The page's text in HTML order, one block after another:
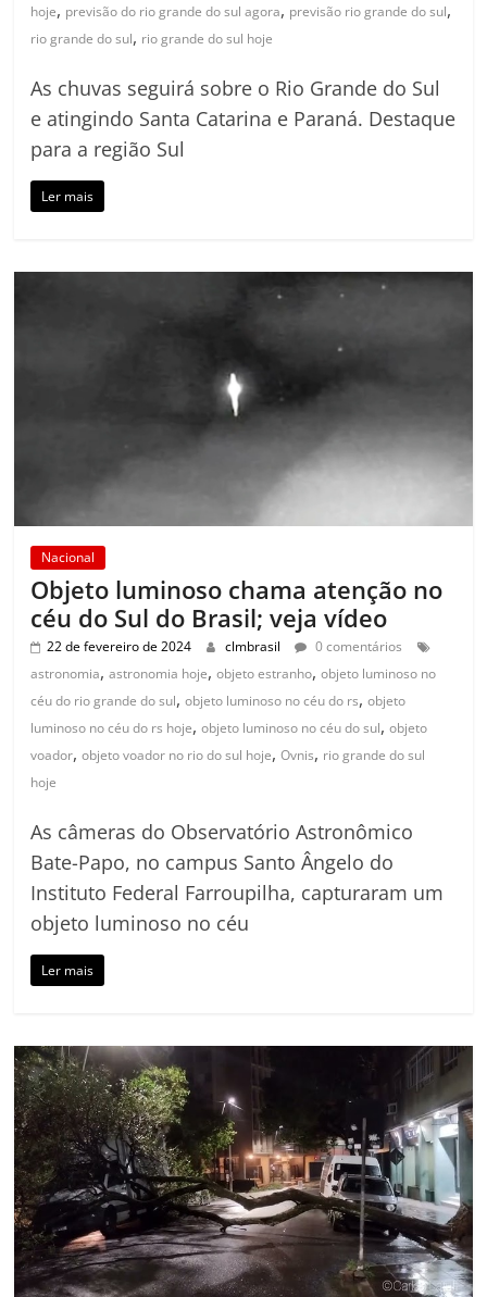
hoje, previsão do rio grande do sul agora, previsão rio grande do sul,
rio grande do sul, rio grande do sul hoje
As chuvas seguirá sobre o Rio Grande do Sul
e atingindo Santa Catarina e Paraná. Destaque
para a região Sul
Ler mais
Nacional
Objeto luminoso chama atenção no
céu do Sul do Brasil; veja vídeo
22 de fevereiro de 2024 clmbrasil
0 comentários
astronomia,astronomia hoje,objeto estranho,objeto luminoso no
céu do rio grande do sul,objeto luminoso no céu do rs,objeto
luminoso no céu do rs hoje,objeto luminoso no céu do sul,objeto
voador,objeto voador no rio do sul hoje,Ovnis, rio grande do sul
hoje
As câmeras do Observatório Astronômico
Bate-Papo, no campus Santo Ângelo do
Instituto Federal Farroupilha, capturaram um
objeto luminoso no céu
Ler mais